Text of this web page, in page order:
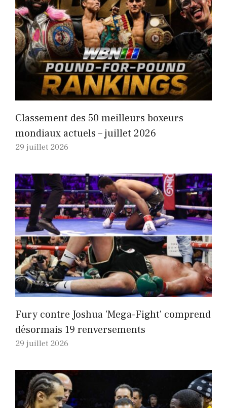
Classement des 50 meilleurs boxeurs
mondiaux actuels – juillet 2026
29 juillet 2026
Fury contre Joshua 'Mega-Fight' comprend
désormais 19 renversements
29 juillet 2026